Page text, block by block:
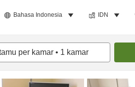
Bahasa Indonesia IDN
per kamar • 1 kamar